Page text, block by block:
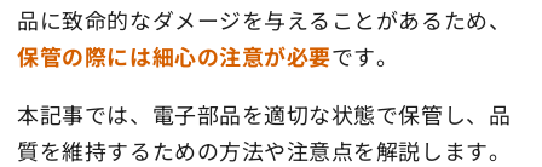
品に致命的なダメージを与えることがあるため、
保管の際には細心の注意が必要です。
本記事では、電子部品を適切な状態で保管し、品
質を維持するための方法や注意点を解説します。